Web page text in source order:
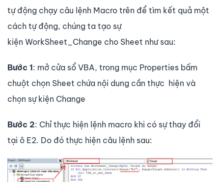
tự động chạy câu lệnh Macro trên để tìm kết quả một
cách tự động, chúng ta tạo sự
kiện WorkSheet_Change cho Sheet như sau:
Bước 1: mở cửa sổ VBA, trong mục Properties bấm
chuột chọn Sheet chứa nội dung cần thực hiện và
chọn sự kiện Change
Bước 2: Chỉ thực hiện lệnh macro khi có sự thay đổi
tại ô E2. Do đó thực hiện câu lệnh sau: